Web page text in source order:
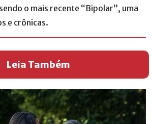
o mais recente “Bipolar”, uma
e crônicas.
Leia Também